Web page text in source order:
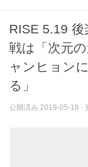
RISE 5.19
戦は「次元
ャンヒョン
る」
公開済み 2019-05-18 ·